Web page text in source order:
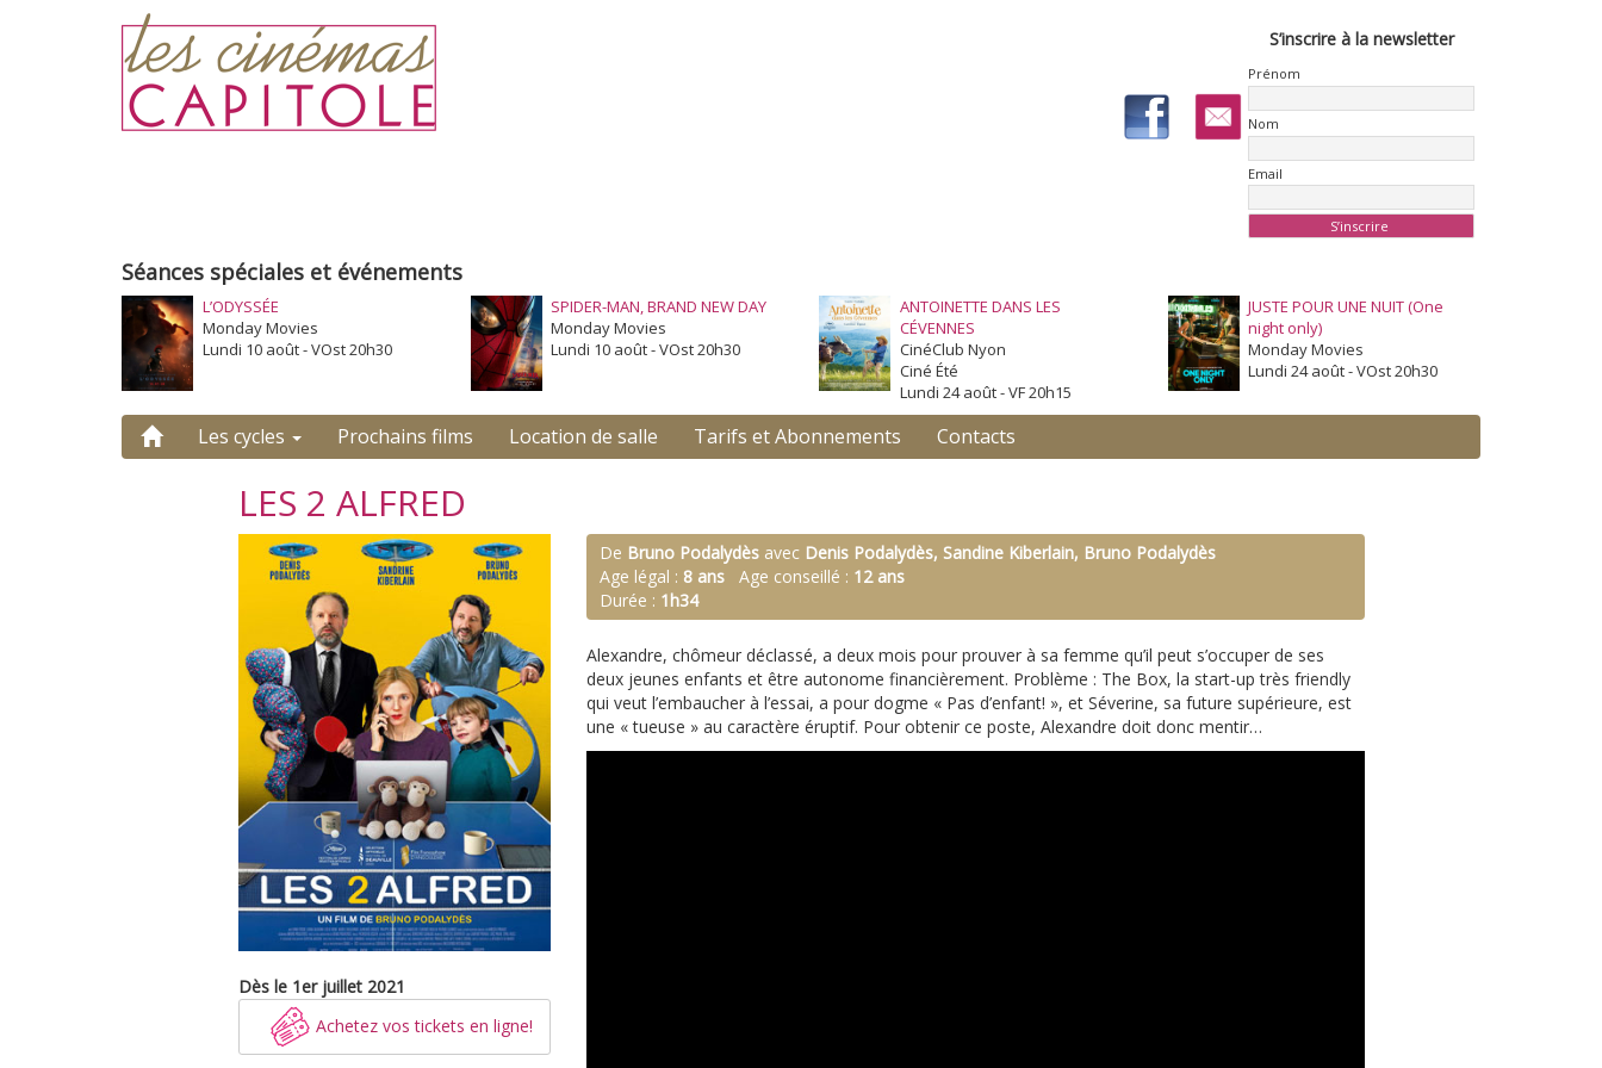
S’inscrire à la newsletter
Prénom
Nom
Email
Séances spéciales et événements
L’ODYSSÉE
Monday Movies
Lundi 10 août - VOst 20h30
SPIDER-MAN, BRAND NEW DAY
Monday Movies
Lundi 10 août - VOst 20h30
ANTOINETTE DANS LES
CÉVENNES
CinéClub Nyon
Ciné Été
Lundi 24 août - VF 20h15
JUSTE POUR UNE NUIT (One
night only)
Monday Movies
Lundi 24 août - VOst 20h30
Les cycles Prochains films Location de salle Tarifs et Abonnements Contacts
LES 2 ALFRED
Dès le 1er juillet 2021
Achetez vos tickets en ligne!
De Bruno Podalydès avec Denis Podalydès, Sandine Kiberlain, Bruno Podalydès
Age légal : 8 ans Age conseillé : 12 ans
Durée : 1h34
Alexandre, chômeur déclassé, a deux mois pour prouver à sa femme qu’il peut s’occuper de ses
deux jeunes enfants et être autonome financièrement. Problème : The Box, la start-up très friendly
qui veut l’embaucher à l’essai, a pour dogme « Pas d’enfant! », et Séverine, sa future supérieure, est
une « tueuse » au caractère éruptif. Pour obtenir ce poste, Alexandre doit donc mentir…